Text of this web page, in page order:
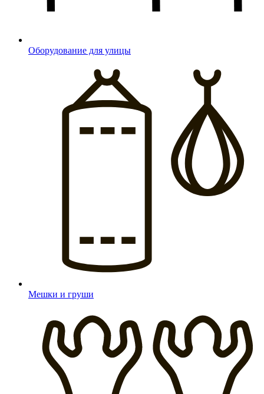
Оборудование для улицы
Мешки и груши